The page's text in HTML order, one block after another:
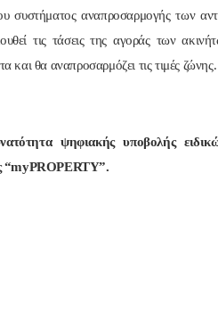
συστήματος αναπροσαρμογής των
τις τάσεις της αγοράς των
και θα αναπροσαρμόζει τις τιμές ζώνης.
ψηφιακής υποβολής
“myPROPERTY”.